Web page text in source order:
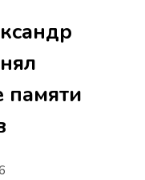
памяти